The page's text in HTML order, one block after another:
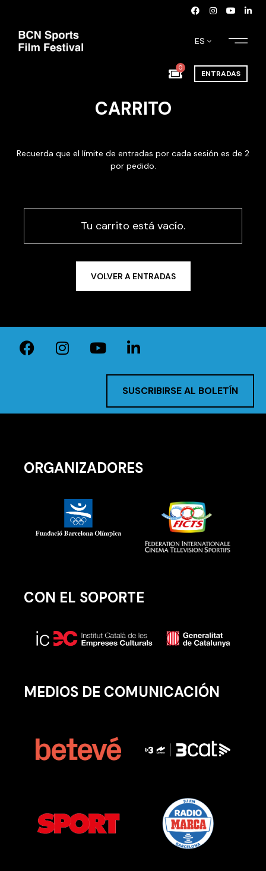
ES
0
ENTRADAS
CARRITO
Recuerda que el límite de entradas por cada sesión es de 2
por pedido.
Tu carrito está vacío.
VOLVER A ENTRADAS
SUSCRIBIRSE AL BOLETÍN
ORGANIZADORES
CON EL SOPORTE
MEDIOS DE COMUNICACIÓN